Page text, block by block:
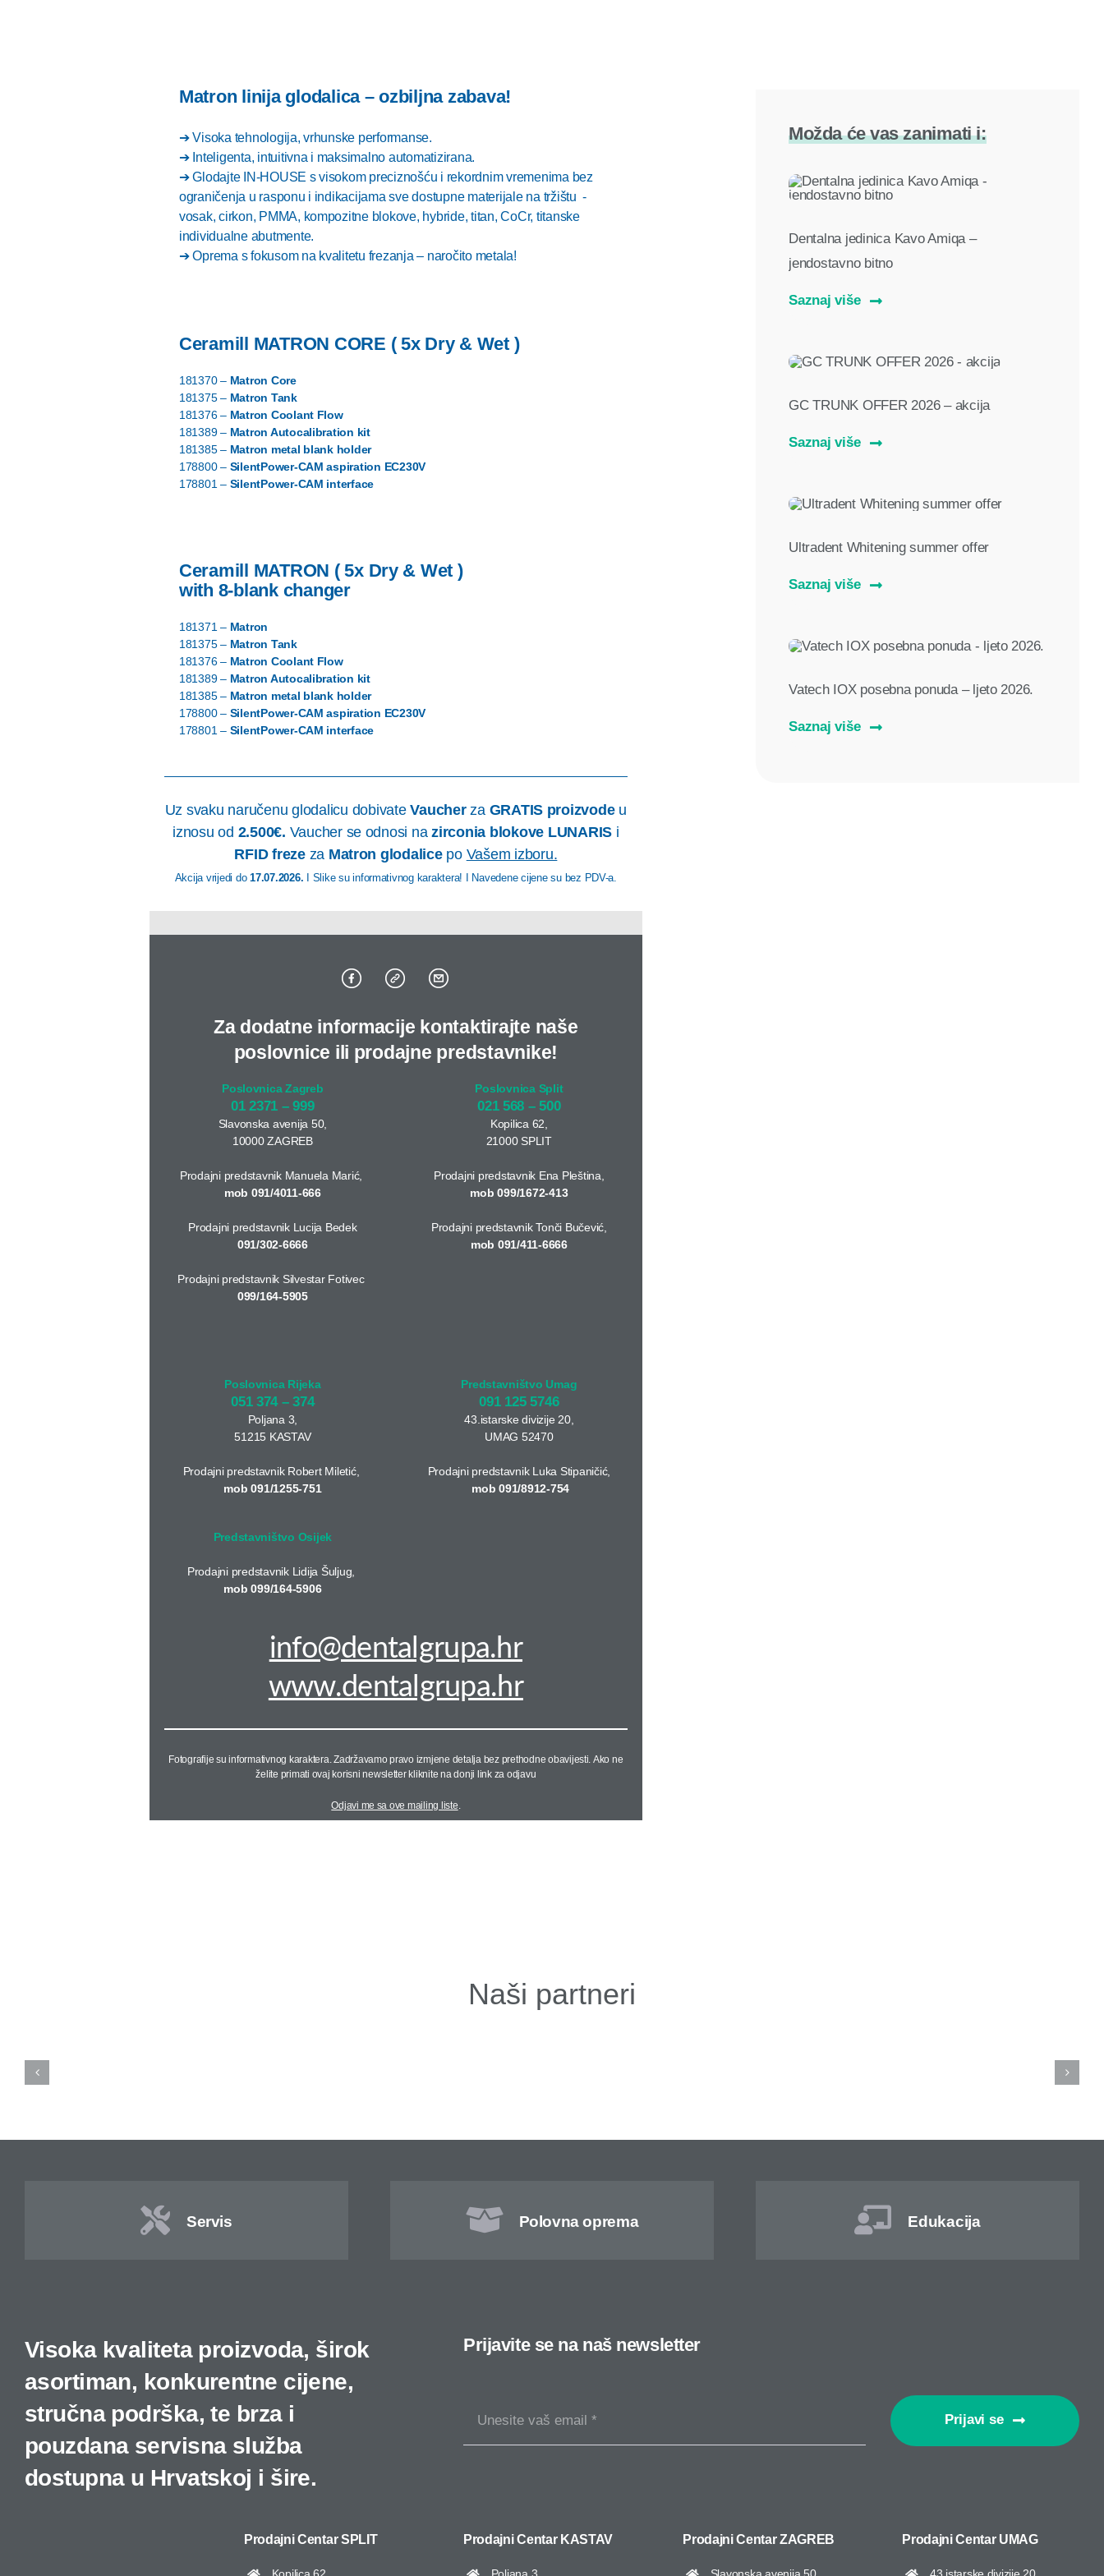
Matron linija glodalica – ozbiljna zabava!
➔ Visoka tehnologija, vrhunske performanse.
➔ Inteligenta, intuitivna i maksimalno automatizirana.
➔ Glodajte IN-HOUSE s visokom preciznošću i rekordnim vremenima bez
ograničenja u rasponu i indikacijama sve dostupne materijale na tržištu -
vosak, cirkon, PMMA, kompozitne blokove, hybride, titan, CoCr, titanske
individualne abutmente.
➔ Oprema s fokusom na kvalitetu frezanja – naročito metala!
Ceramill MATRON CORE ( 5x Dry & Wet )
181370 – Matron Core
181375 – Matron Tank
181376 – Matron Coolant Flow
181389 – Matron Autocalibration kit
181385 – Matron metal blank holder
178800 – SilentPower-CAM aspiration EC230V
178801 – SilentPower-CAM interface
Ceramill MATRON ( 5x Dry & Wet )
with 8-blank changer
181371 – Matron
181375 – Matron Tank
181376 – Matron Coolant Flow
181389 – Matron Autocalibration kit
181385 – Matron metal blank holder
178800 – SilentPower-CAM aspiration EC230V
178801 – SilentPower-CAM interface
Uz svaku naručenu glodalicu dobivateVaucherza GRATIS proizvode u
iznosu od 2.500€. Vaucher se odnosi nazirconia blokove LUNARIS i
RFID frezeza Matron glodalice po Vašem izboru.
Akcija vrijedi do17.07.2026. I Slike su informativnog karaktera! I Navedene cijene su bez PDV-a.
Za dodatne informacije kontaktirajte naše
poslovnice ili prodajne predstavnike!
Poslovnica Zagreb
01 2371 – 999
Slavonska avenija 50,
10000 ZAGREB
Prodajni predstavnik Manuela Marić,
mob 091/4011-666
Prodajni predstavnik Lucija Bedek
091/302-6666
Prodajni predstavnik Silvestar Fotivec
099/164-5905
Poslovnica Split
021 568 – 500
Kopilica 62,
21000 SPLIT
Prodajni predstavnik Ena Pleština,
mob 099/1672-413
Prodajni predstavnik Tonči Bučević,
mob 091/411-6666
Poslovnica Rijeka
051 374 – 374
Poljana 3,
51215 KASTAV
Prodajni predstavnik Robert Miletić,
mob 091/1255-751
Predstavništvo Umag
091 125 5746
43.istarske divizije 20,
UMAG 52470
Prodajni predstavnik Luka Stipaničić,
mob 091/8912-754
Predstavništvo Osijek
Prodajni predstavnik Lidija Šuljug,
mob 099/164-5906
info@dentalgrupa.hr
www.dentalgrupa.hr
Fotografije su informativnog karaktera. Zadržavamo pravo izmjene detalja bez prethodne obavijesti. Ako ne
želite primati ovaj korisni newsletter kliknite na donji link za odjavu
Odjavi me sa ove mailing liste.
Možda će vas zanimati i:
Dentalna jedinica Kavo Amiqa –
jendostavno bitno
Saznaj više
GC TRUNK OFFER 2026 – akcija
Saznaj više
Ultradent Whitening summer offer
Saznaj više
Vatech IOX posebna ponuda – ljeto 2026.
Saznaj više
Naši partneri
Servis Polovna oprema Edukacija
Visoka kvaliteta proizvoda, širok
asortiman, konkurentne cijene,
stručna podrška, te brza i
pouzdana servisna služba
dostupna u Hrvatskoj i šire.
Prijavite se na naš newsletter
Prijavi se
Prodajni CentarSPLIT Prodajni Centar KASTAV Prodajni CentarZAGREB Prodajni Centar UMAG